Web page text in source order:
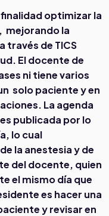
optimizar la
mejorando la
través de TICS
El docente de
ni tiene varios
solo paciente y en
La agenda
publicada por lo
lo cual
la anestesia y de
del docente, quien
el mismo día que
es hacer una
y revisar en